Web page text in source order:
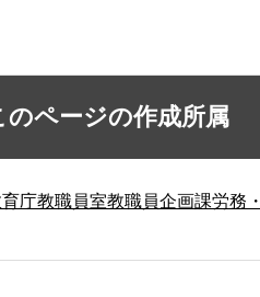
のページの作成所属
庁教職員室教職員企画課労務